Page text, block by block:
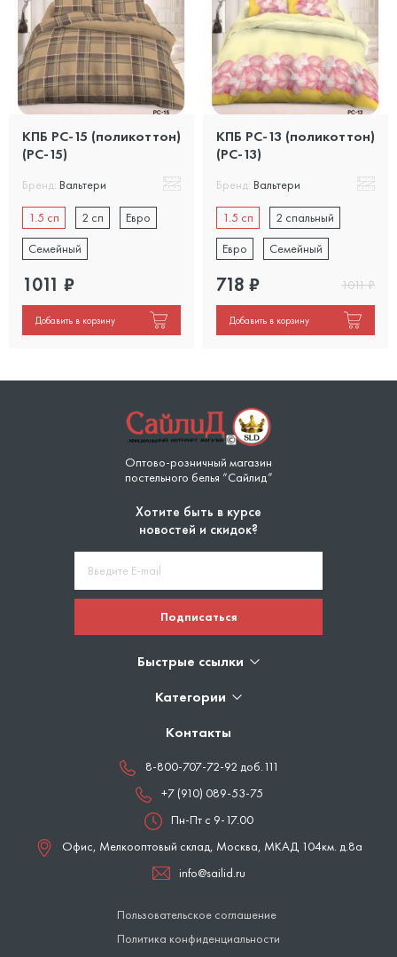
КПБ PC-15 (поликоттон)
(PC-15)
Бренд: Вальтери
1.5 сп 2 сп
Евро
Семейный
1011 ₽
Добавить в корзину
КПБ PC-13 (поликоттон)
(PC-13)
Бренд: Вальтери
1.5 сп
2 спальный
Евро
Семейный
718 ₽ 1011₽
Добавить в корзину
Оптово-розничный магазин
постельного белья “Сайлид”
Хотите быть в курсе
новостей и скидок?
Подписаться
Быстрые ссылки
Категории
Контакты
8-800-707-72-92 доб.111
+7 (910) 089-53-75
Пн-Пт с 9-17.00
Офис, Мелкооптовый склад, Москва, МКАД 104км. д.8а
info@sailid.ru
Пользовательское соглашение
Политика конфиденциальности